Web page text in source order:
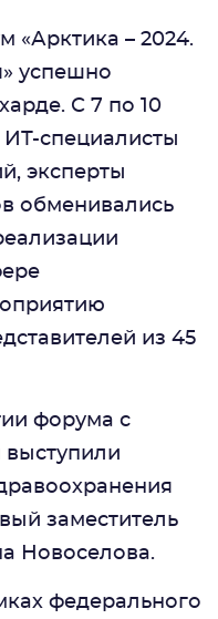
«Арктика – 2024.
успешно
С 7 по 10
ИТ-специалисты
эксперты
обменивались
из 45
форума с
заместитель
Новоселова.
федерального